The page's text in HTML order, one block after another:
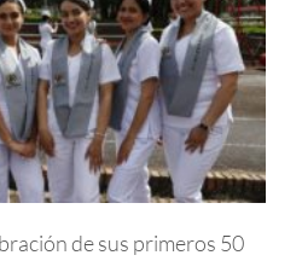
de sus primeros 50